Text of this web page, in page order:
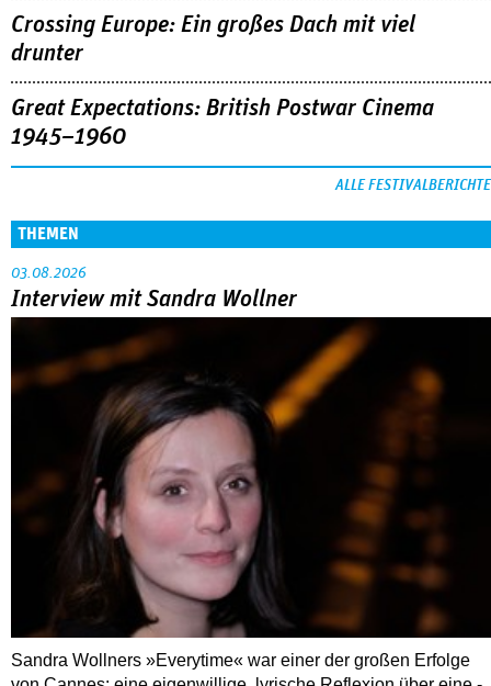
Crossing Europe: Ein großes Dach mit viel
drunter
Great Expectations: British Postwar Cinema
1945–1960
ALLE FESTIVALBERICHTE
THEMEN
03.08.2026
Interview mit Sandra Wollner
Sandra Wollners »Everytime« war einer der großen Erfolge